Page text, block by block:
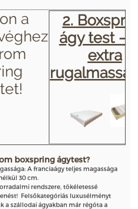
a
2.
ágy test –
extra
boxspring ágytest?
A franciaágy teljes magassága
30 cm.
rendszere, tökéletessé
Felsőkategóriás luxusélményt
a szállodai ágyakban már régóta a